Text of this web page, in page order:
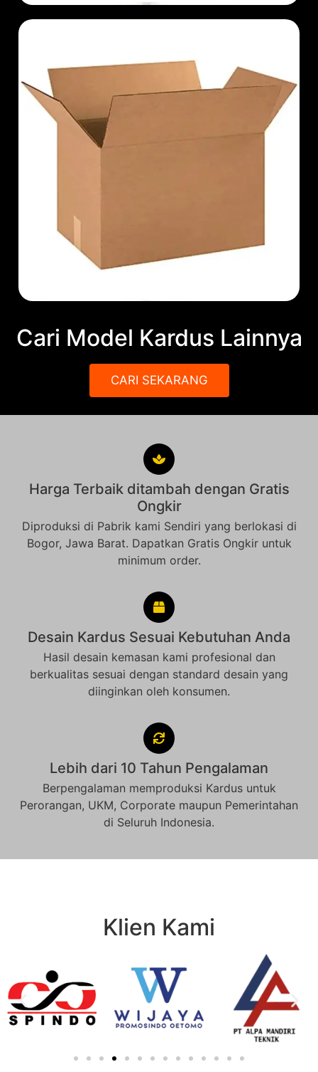
Cari Model Kardus Lainnya
CARI SEKARANG
Harga Terbaik ditambah dengan Gratis
Ongkir
Diproduksi di Pabrik kami Sendiri yang berlokasi di
Bogor, Jawa Barat. Dapatkan Gratis Ongkir untuk
minimum order.
Desain Kardus Sesuai Kebutuhan Anda
Hasil desain kemasan kami profesional dan
berkualitas sesuai dengan standard desain yang
diinginkan oleh konsumen.
Lebih dari 10 Tahun Pengalaman
Berpengalaman memproduksi Kardus untuk
Perorangan, UKM, Corporate maupun Pemerintahan
di Seluruh Indonesia.
Klien Kami